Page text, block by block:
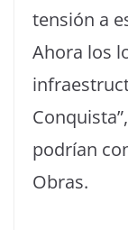
tensión a
Ahora los
podrían
Obras.